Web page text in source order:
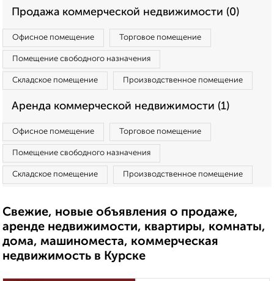
Продажа коммерческой недвижимости (0)
Офисное помещение Торговое помещение
Помещение свободного назначения
Складское помещение Производственное помещение
Аренда коммерческой недвижимости (1)
Офисное помещение Торговое помещение
Помещение свободного назначения
Складское помещение Производственное помещение
Свежие, новые объявления о продаже,
аренде недвижимости, квартиры, комнаты,
дома, машиноместа, коммерческая
недвижимость в Курске